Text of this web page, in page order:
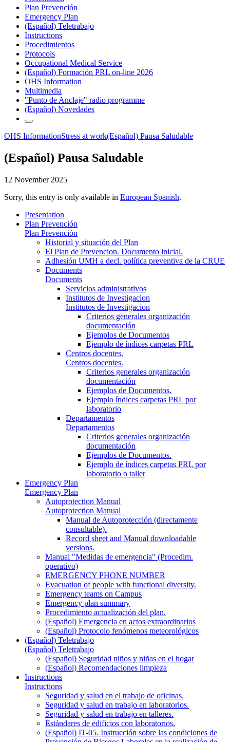
Plan Prevención
Emergency Plan
(Español) Teletrabajo
Instructions
Procedimientos
Protocols
Occupational Medical Service
(Español) Formación PRL on-line 2026
OHS Information
Multimedia
"Punto de Anclaje" radio programme
(Español) Novedades
OHS InformationStress at work(Español) Pausa Saludable
(Español) Pausa Saludable
12 November 2025
Sorry, this entry is only available in European Spanish.
Presentation
Plan Prevención
Plan Prevención
Historial y situación del Plan
El Plan de Prevencion. Documento inicial.
Adhesión UMH a decl. política preventiva de la CRUE
Documents
Documents
Servicios administrativos
Institutos de Investigacion
Institutos de Investigacion
Criterios generales organización
documentación
Ejemplos de Documentos
Ejemplo de índices carpetas PRL
Centros docentes.
Centros docentes.
Criterios generales organización
documentación
Ejemplos de Documentos.
Ejemplo índices carpetas PRL por
laboratorio
Departamentos
Departamentos
Criterios generales organización
documentación
Ejemplos de Documentos.
Ejemplo de índices carpetas PRL por
laboratorio o taller
Emergency Plan
Emergency Plan
Autoprotection Manual
Autoprotection Manual
Manual de Autoprotección (directamente
consultable).
Record sheet and Manual downloadable
versions.
Manual "Medidas de emergencia" (Procedim.
operativo)
EMERGENCY PHONE NUMBER
Evacuation of people with functional diversity.
Emergency teams on Campus
Emergency plan summary
Procedimiento actualización del plan.
(Español) Emergencia en actos extraordinarios
(Español) Protocolo fenómenos meteorológicos
(Español) Teletrabajo
(Español) Teletrabajo
(Español) Seguridad niños y niñas en el hogar
(Español) Recomendaciones limpieza
Instructions
Instructions
Seguridad y salud en el trabajo de oficinas.
Seguridad y salud en trabajo en laboratorios.
Seguridad y salud en trabajo en talleres.
Estándares de edificios con laboratorios.
(Español) IT-05. Instrucción sobre las condiciones de